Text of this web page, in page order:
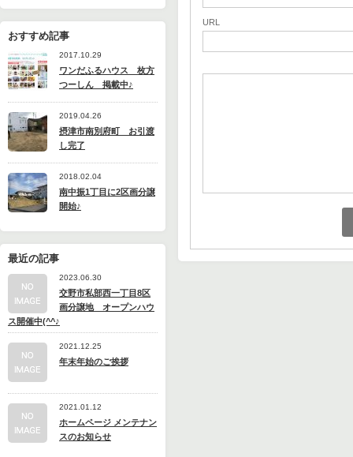
おすすめ記事
2017.10.29
ワンだふるハウス 枚方
つーしん 掲載中♪
2019.04.26
摂津市南別府町 お引渡
し完了
2018.02.04
南中振1丁目に2区画分譲
開始♪
最近の記事
2023.06.30
交野市私部西一丁目8区
画分譲地 オープンハウ
ス開催中(^^♪
2021.12.25
年末年始のご挨拶
2021.01.12
ホームページ メンテナン
スのお知らせ
URL